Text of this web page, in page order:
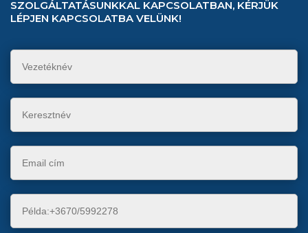
SZOLGÁLTATÁSUNKKAL KAPCSOLATBAN, KÉRJÜK
LÉPJEN KAPCSOLATBA VELÜNK!